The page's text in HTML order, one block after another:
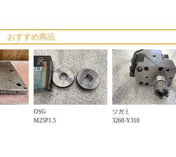
おすすめ商品
OSG
M25P1.5
ツガミ
3260-Y310